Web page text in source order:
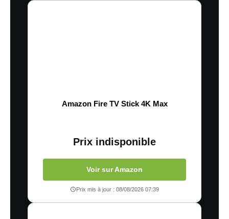
Amazon Fire TV Stick 4K Max
Prix indisponible
Voir sur Amazon
Prix mis à jour : 08/08/2026 07:39